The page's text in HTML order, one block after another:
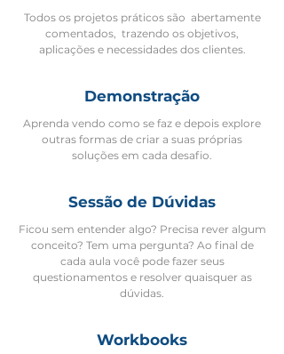
Todos os projetos práticos são abertamente
comentados, trazendo os objetivos,
aplicações e necessidades dos clientes.
Demonstração
Aprenda vendo como se faz e depois explore
outras formas de criar a suas próprias
soluções em cada desafio.
Sessão de Dúvidas
Ficou sem entender algo? Precisa rever algum
conceito? Tem uma pergunta? Ao final de
cada aula você pode fazer seus
questionamentos e resolver quaisquer as
dúvidas.
Workbooks